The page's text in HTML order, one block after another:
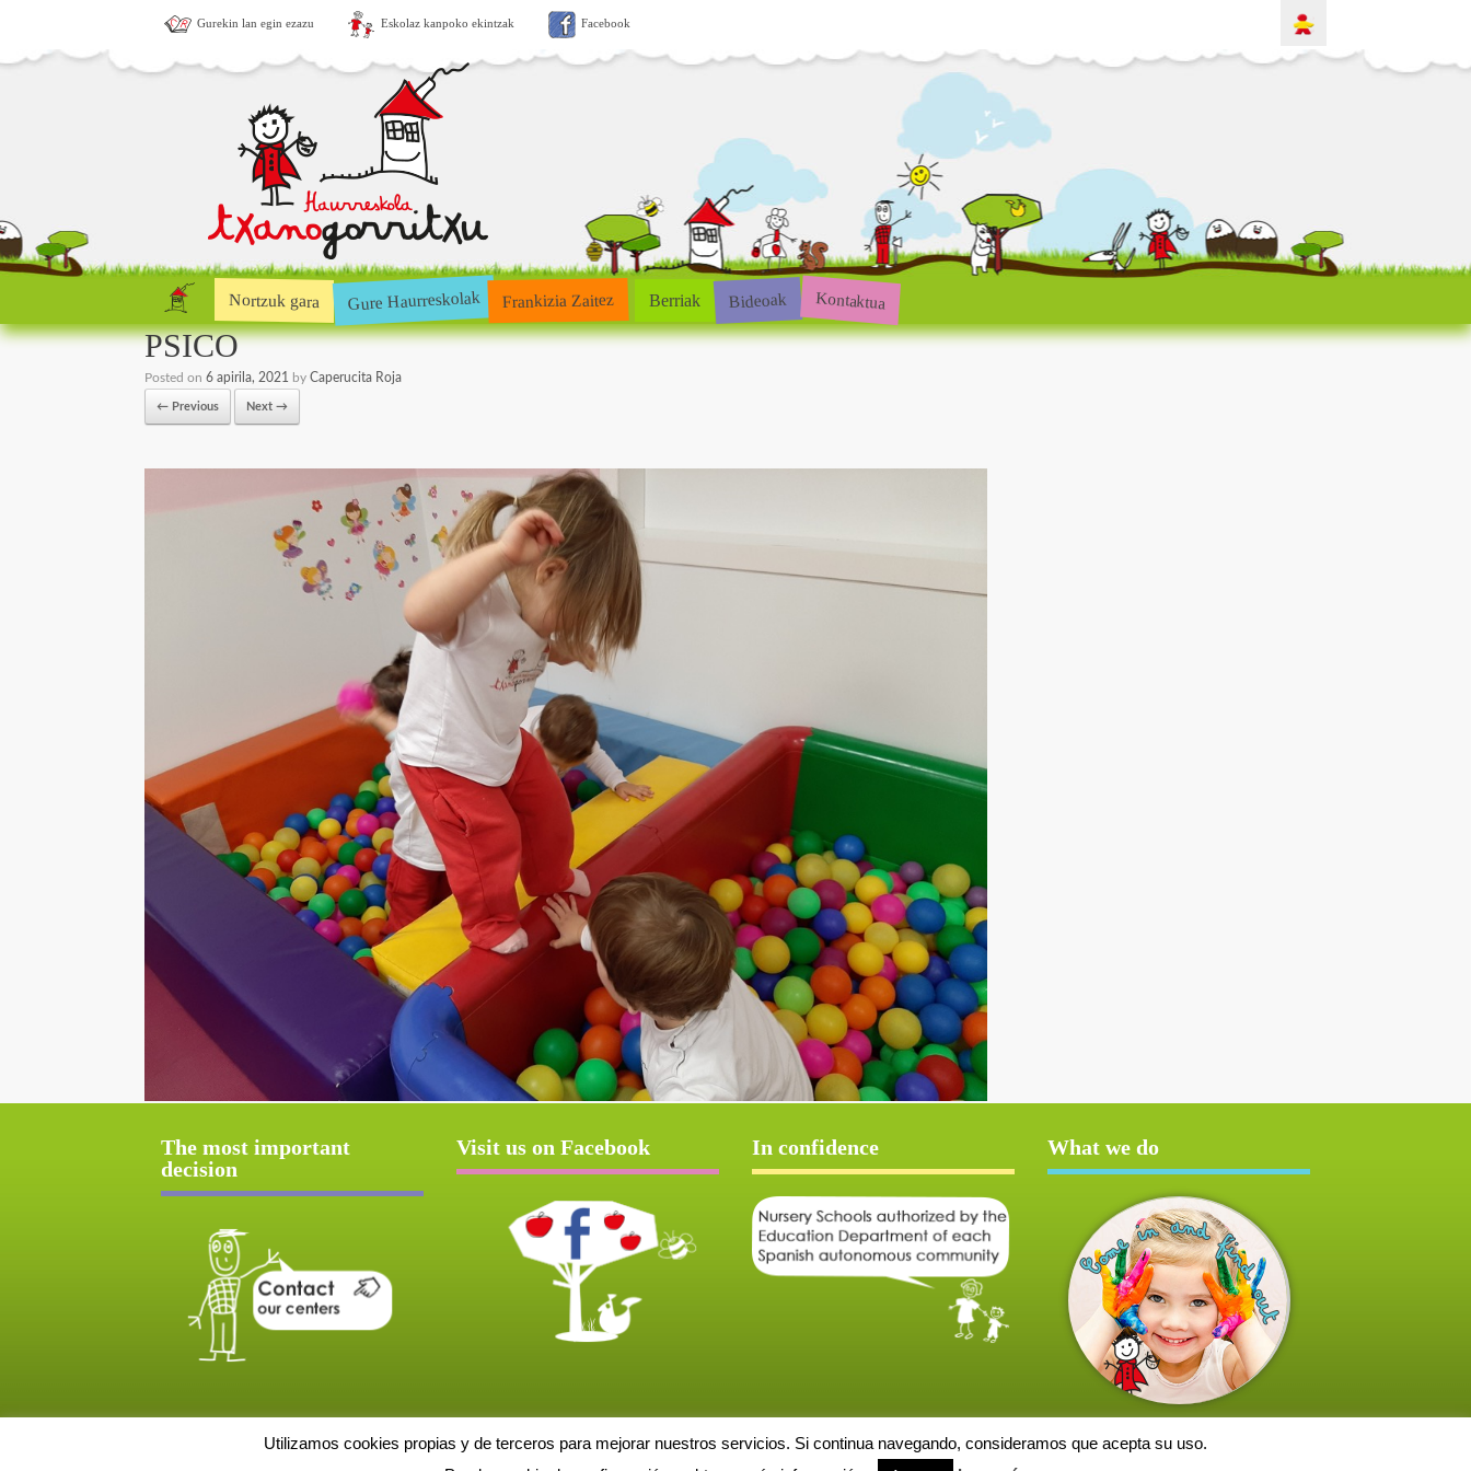
Gurekin lan egin ezazu Eskolaz kanpoko ekintzak Facebook
Nortzuk gara Gure Haurreskolak Frankizia Zaitez Berriak Bideoak Kontaktua
PSICO
Posted on 6 apirila, 2021 by Caperucita Roja
← Previous Next →
The most important
decision
Visit us on Facebook In confidence What we do
Utilizamos cookies propias y de terceros para mejorar nuestros servicios. Si continua navegando, consideramos que acepta su uso.
Aviso Legal Política de cookies Protección de datos Solicitud de baja